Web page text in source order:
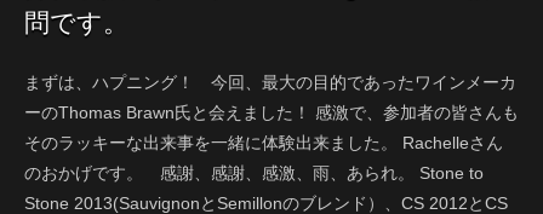
問です。
まずは、ハプニング！ 今回、最大の目的であったワインメーカ
ーのThomas Brawn氏と会えました！ 感激で、参加者の皆さんも
そのラッキーな出来事を一緒に体験出来ました。 Rachelleさん
のおかげです。 感謝、感謝、感激、雨、あられ。 Stone to
Stone 2013(SauvignonとSemillonのブレンド）、CS 2012とCS